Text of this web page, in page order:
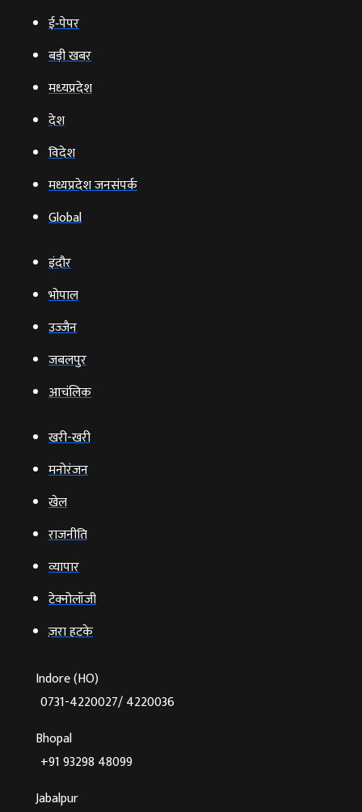
ई‑पेपर
बड़ी खबर
मध्‍यप्रदेश
देश
विदेश
मध्यप्रदेश जनसंपर्क
Global
इंदौर
भोपाल
उज्‍जैन
जबलपुर
आचंलिक
खरी-खरी
मनोरंजन
खेल
राजनीति
व्‍यापार
टेक्‍नोलॉजी
ज़रा हटके
Indore (HO)
0731-4220027/ 4220036
Bhopal
+91 93298 48099
Jabalpur